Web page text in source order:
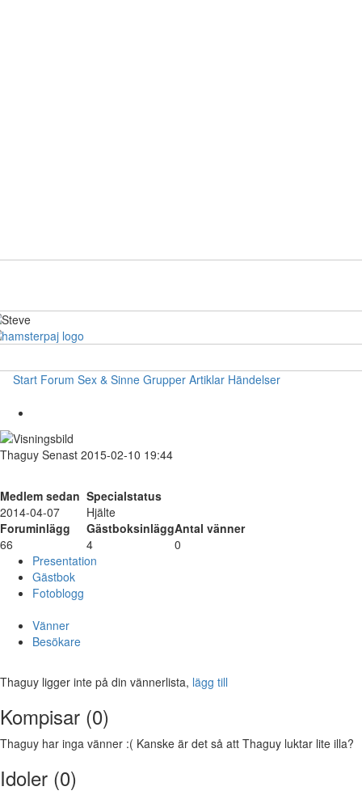
Start Forum Sex & Sinne Grupper Artiklar Händelser
Thaguy Senast 2015-02-10 19:44
Medlem sedan Specialstatus
2014-04-07
Hjälte
Foruminlägg
GästboksinläggAntal vänner
66
4
0
Presentation
Gästbok
Fotoblogg
Vänner
Besökare
Thaguy ligger inte på din vännerlista, lägg till
Kompisar (0)
Thaguy har inga vänner :( Kanske är det så att Thaguy luktar lite illa?
Idoler (0)